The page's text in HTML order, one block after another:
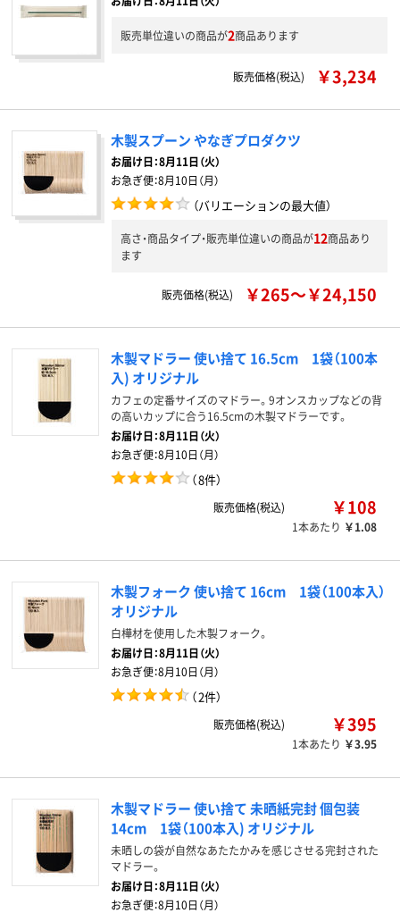
販売単位違いの商品が2商品あります
販売価格(税込) ￥3,234
木製スプーン やなぎプロダクツ
お届け日：8月11日（火）
お急ぎ便：8月10日（月）
（バリエーションの最大値）
高さ・商品タイプ・販売単位違いの商品が12商品あり
ます
販売価格(税込) ￥265～￥24,150
木製マドラー 使い捨て 16.5cm 1袋（100本
入) オリジナル
カフェの定番サイズのマドラー。9オンスカップなどの背
の高いカップに合う16.5cmの木製マドラーです。
お届け日：8月11日（火）
お急ぎ便：8月10日（月）
（8件）
販売価格(税込) ￥108
1本あたり ￥1.08
木製フォーク 使い捨て 16cm 1袋（100本入）
オリジナル
白樺材を使用した木製フォーク。
お届け日：8月11日（火）
お急ぎ便：8月10日（月）
（2件）
販売価格(税込) ￥395
1本あたり ￥3.95
木製マドラー 使い捨て 未晒紙完封 個包装
14cm 1袋（100本入) オリジナル
未晒しの袋が自然なあたたかみを感じさせる完封された
マドラー。
お届け日：8月11日（火）
お急ぎ便：8月10日（月）